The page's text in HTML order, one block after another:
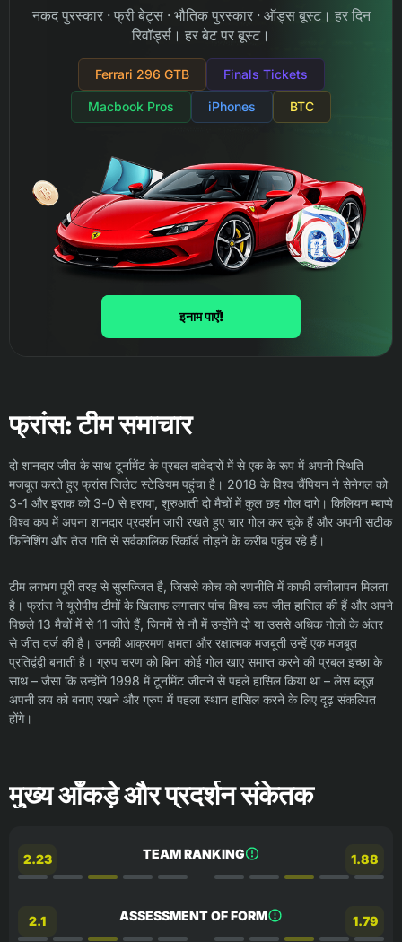
नकद पुरस्कार · फ्री बेट्स · भौतिक पुरस्कार · ऑड्स बूस्ट। हर दिन
रिवॉर्ड्स। हर बेट पर बूस्ट।
Ferrari 296 GTB Finals Tickets
Macbook Pros iPhones BTC
इनाम पाएँ!
फ्रांस: टीम समाचार
दो शानदार जीत के साथ टूर्नामेंट के प्रबल दावेदारों में से एक के रूप में अपनी स्थिति
मजबूत करते हुए फ्रांस जिलेट स्टेडियम पहुंचा है। 2018 के विश्व चैंपियन ने सेनेगल को
3-1 और इराक को 3-0 से हराया, शुरुआती दो मैचों में कुल छह गोल दागे। किलियन म्बाप्पे
विश्व कप में अपना शानदार प्रदर्शन जारी रखते हुए चार गोल कर चुके हैं और अपनी सटीक
फिनिशिंग और तेज गति से सर्वकालिक रिकॉर्ड तोड़ने के करीब पहुंच रहे हैं।
टीम लगभग पूरी तरह से सुसज्जित है, जिससे कोच को रणनीति में काफी लचीलापन मिलता
है। फ्रांस ने यूरोपीय टीमों के खिलाफ लगातार पांच विश्व कप जीत हासिल की हैं और अपने
पिछले 13 मैचों में से 11 जीते हैं, जिनमें से नौ में उन्होंने दो या उससे अधिक गोलों के अंतर
से जीत दर्ज की है। उनकी आक्रमण क्षमता और रक्षात्मक मजबूती उन्हें एक मजबूत
प्रतिद्वंद्वी बनाती है। ग्रुप चरण को बिना कोई गोल खाए समाप्त करने की प्रबल इच्छा के
साथ – जैसा कि उन्होंने 1998 में टूर्नामेंट जीतने से पहले हासिल किया था – लेस ब्लूज़
अपनी लय को बनाए रखने और ग्रुप में पहला स्थान हासिल करने के लिए दृढ़ संकल्पित
होंगे।
मुख्य आँकड़े और प्रदर्शन संकेतक
TEAM RANKING
2.23 1.88
ASSESSMENT OF FORM
2.1 1.79